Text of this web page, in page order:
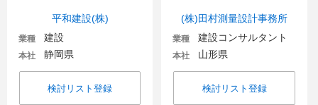
平和建設(株)
業種 建設
本社 静岡県
検討リスト登録
(株)田村測量設計事務所
業種 建設コンサルタント
本社 山形県
検討リスト登録